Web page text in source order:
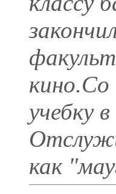
кино.Со
учебку
как